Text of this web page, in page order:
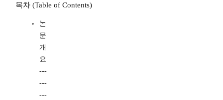
목차 (Table of Contents)
논
문
개
요
---
---
---